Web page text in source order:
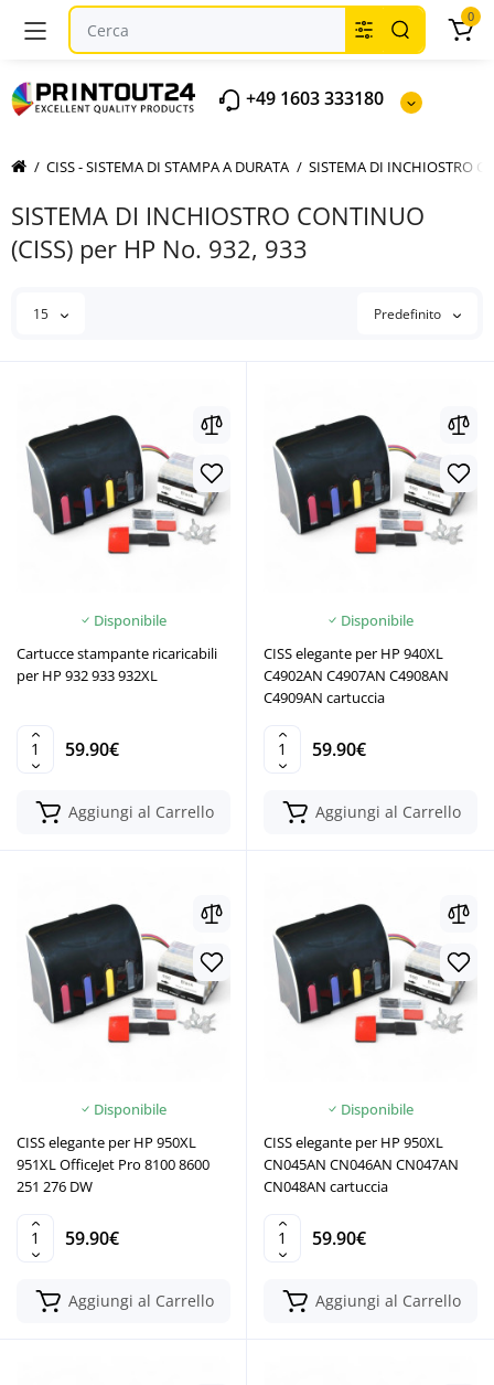
+49 1603 333180
0
CISS - SISTEMA DI STAMPA A DURATA SISTEMA DI INCHIOSTRO
SISTEMA DI INCHIOSTRO CONTINUO
(CISS) per HP No. 932, 933
15 Predefinito
Disponibile
Cartucce stampante ricaricabili
per HP 932 933 932XL
59.90€
Aggiungi al Carrello
Disponibile
CISS elegante per HP 940XL
C4902AN C4907AN C4908AN
C4909AN cartuccia
59.90€
Aggiungi al Carrello
Disponibile
CISS elegante per HP 950XL
951XL OfficeJet Pro 8100 8600
251 276 DW
59.90€
Aggiungi al Carrello
Disponibile
CISS elegante per HP 950XL
CN045AN CN046AN CN047AN
CN048AN cartuccia
59.90€
Aggiungi al Carrello